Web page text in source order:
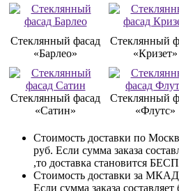
Стеклянный фасад
«Барлео»
Стеклянный
«Кризет»
Стеклянный фасад
«Сатин»
Стеклянный
«Флутс»
Стоимость доставки по
руб. Если сумма заказа
,то доставка становится
Стоимость доставки за
Если сумма заказа